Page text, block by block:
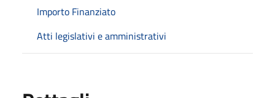
Importo Finanziato
Atti legislativi e amministrativi